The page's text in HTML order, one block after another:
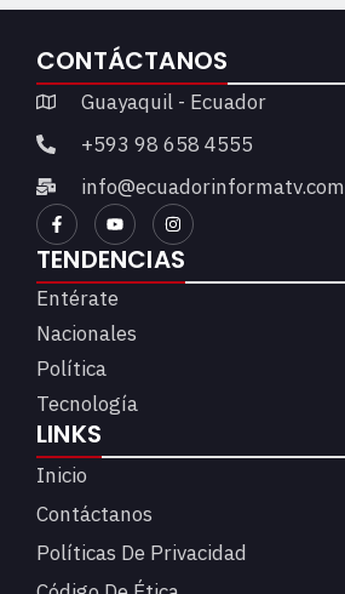
CONTÁCTANOS
Guayaquil - Ecuador
+593 98 658 4555
info@ecuadorinformatv.com
TENDENCIAS
Entérate
Nacionales
Política
Tecnología
LINKS
Inicio
Contáctanos
Políticas De Privacidad